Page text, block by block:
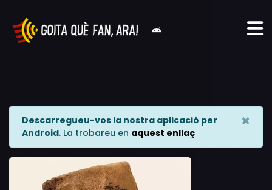
Descarregueu-vos la nostra aplicació per
Android. La trobareu en aquest enllaç
×